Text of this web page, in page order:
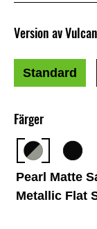
Färger
Pearl Matte
Metallic Flat
Version av
Standard